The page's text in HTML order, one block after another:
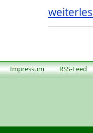
Impressum RSS-Feed